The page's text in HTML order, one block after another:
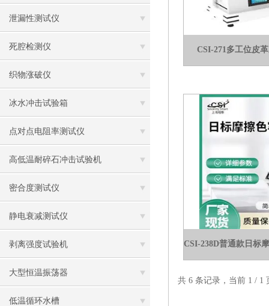
泄漏性测试仪
死腔检测仪
织物涨破仪
冰水冲击试验箱
点对点电阻率测试仪
高低温耐碎石冲击试验机
密合度测试仪
静电衰减测试仪
剥离强度试验机
大型恒温振荡器
低温循环水槽
CSI-271多工位皮
共 6 条记录，当前 1 /